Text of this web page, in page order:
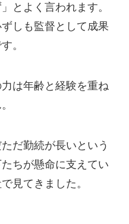
とよく言われます。
しも監督として成果
。
は年齢と経験を重ね
だ勤続が長いという
ちが懸命に支えてい
見てきました。